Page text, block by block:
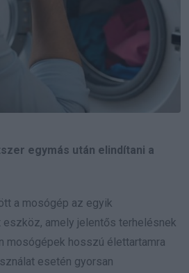
egymás után elindítani a
a mosógép az egyik
eszköz, amely jelentős terhelésnek
mosógépek hosszú élettartamra
esetén gyorsan